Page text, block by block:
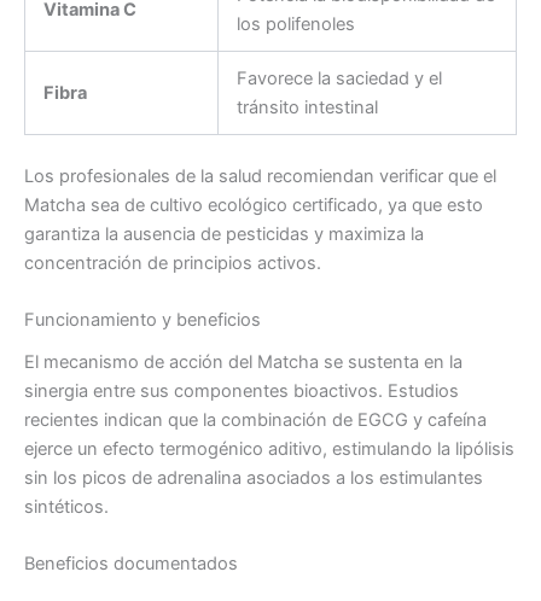
Vitamina C
los polifenoles
Fibra
Favorece la saciedad y el
tránsito intestinal
Los profesionales de la salud recomiendan verificar que el
Matcha sea de cultivo ecológico certificado, ya que esto
garantiza la ausencia de pesticidas y maximiza la
concentración de principios activos.
Funcionamiento y beneficios
El mecanismo de acción del Matcha se sustenta en la
sinergia entre sus componentes bioactivos. Estudios
recientes indican que la combinación de EGCG y cafeína
ejerce un efecto termogénico aditivo, estimulando la lipólisis
sin los picos de adrenalina asociados a los estimulantes
sintéticos.
Beneficios documentados